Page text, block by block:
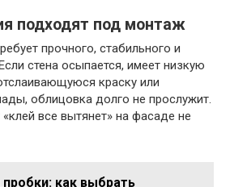
подходят под монтаж
прочного, стабильного и
стена осыпается, имеет низкую
краску или
облицовка долго не прослужит.
все вытянет» на фасаде не
пробки: как выбрать